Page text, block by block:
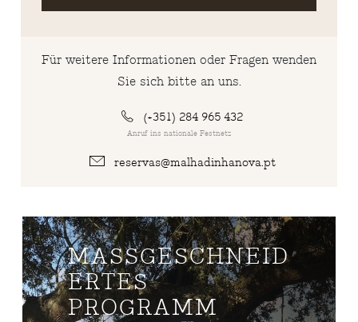
Für weitere Informationen oder Fragen wenden
Sie sich bitte an uns.
(+351) 284 965 432
Anruf ins nationale Festnetz
reservas@malhadinhanova.pt
MASSGESCHNEIDE
RTES P
ROGRAMM